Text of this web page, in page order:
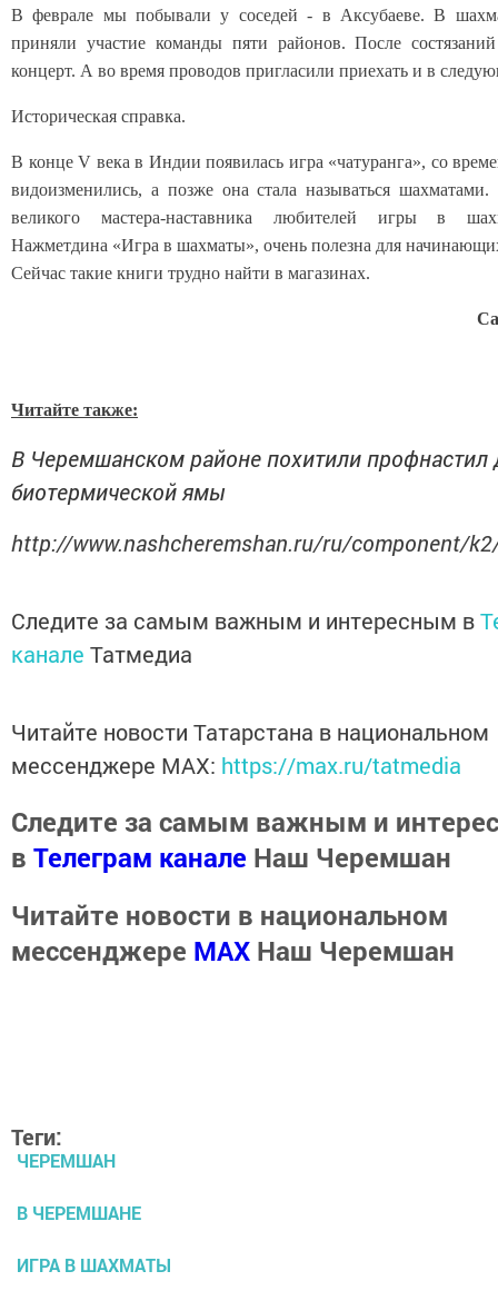
В феврале мы побывали у соседей - в Аксубаеве. В
приняли участие команды пяти районов. После
концерт. А во время проводов пригласили приехать и в
Историческая справка.
В конце V века в Индии появилась игра «чатуранга», со
видоизменились, а позже она стала называться шахматами.
великого мастера-наставника любителей игры в
Нажметдина «Игра в шахматы», очень полезна для
Сейчас такие книги трудно найти в магазинах.
Читайте также:
В Черемшанском районе похитили профнастил
биотермической ямы
http://www.nashcheremshan.ru/ru/component/
Следите за самым важным и интересным в
канале Татмедиа
Читайте новости Татарстана в национальном
мессенджере MАХ: https://max.ru/tatmedia
Следите за самым важным и
в Телеграм канале Наш Черемшан
Читайте новости в национальном
мессенджере MАХ Наш Черемшан
Теги:
ЧЕРЕМШАН
В ЧЕРЕМШАНЕ
ИГРА В ШАХМАТЫ